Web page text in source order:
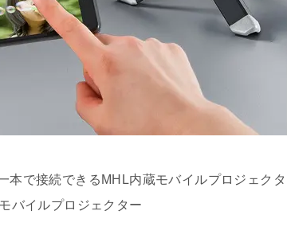
本で接続できるMHL内蔵モバイルプロジェク
バイルプロジェクター